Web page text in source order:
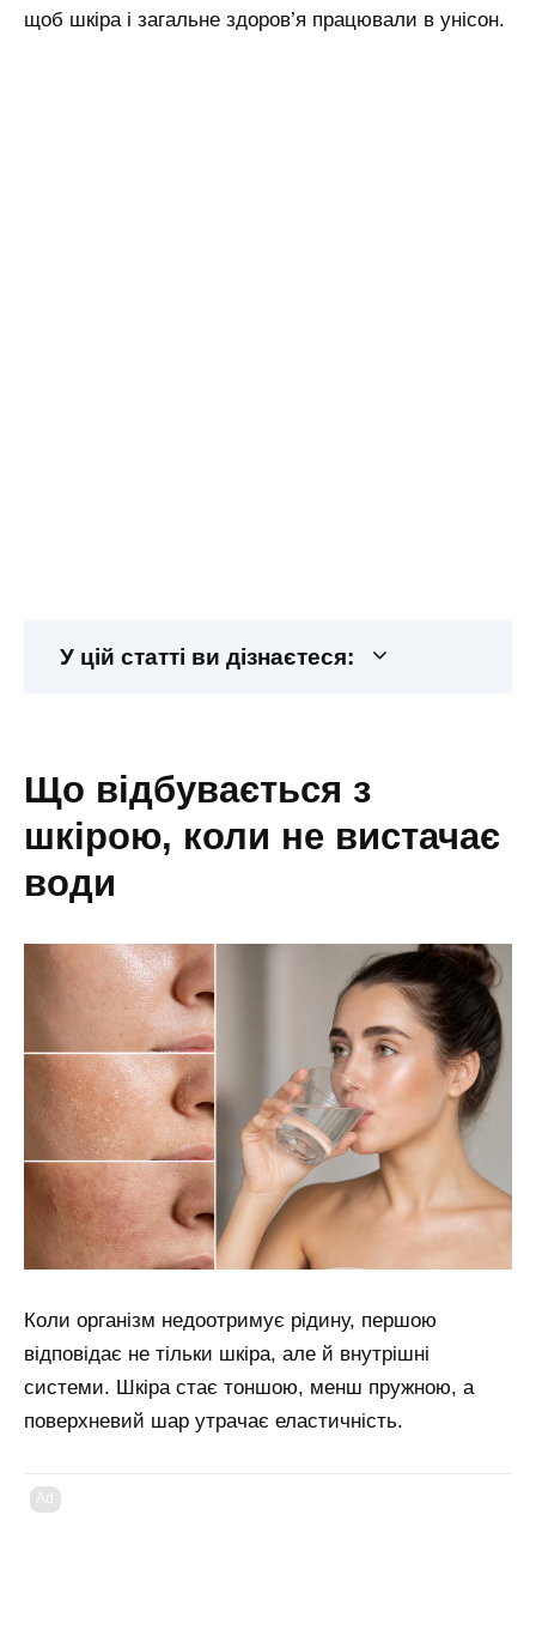
щоб шкіра і загальне здоров’я працювали в унісон.
У цій статті ви дізнаєтеся:
що відбувається з
шкірою, коли не вистачає
води
Коли організм недоотримує рідину, першою
відповідає не тільки шкіра, але й внутрішні
системи. Шкіра стає тоншою, менш пружною, а
поверхневий шар утрачає еластичність.
Ad